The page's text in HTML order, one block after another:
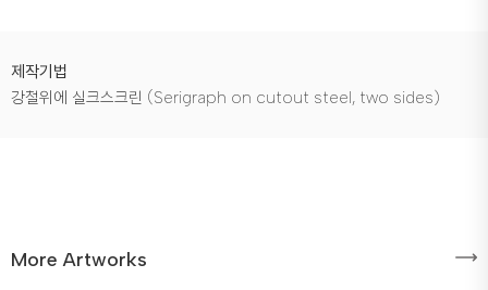
제작기법
강철위에 실크스크린 (Serigraph on cutout steel, two sides)
More Artworks